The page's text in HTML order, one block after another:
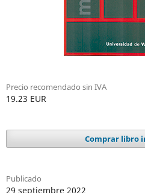
Precio recomendado sin IVA
19.23 EUR
Comprar libro
Publicado
29 septiembre 2022